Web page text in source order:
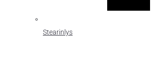
Stearinlys